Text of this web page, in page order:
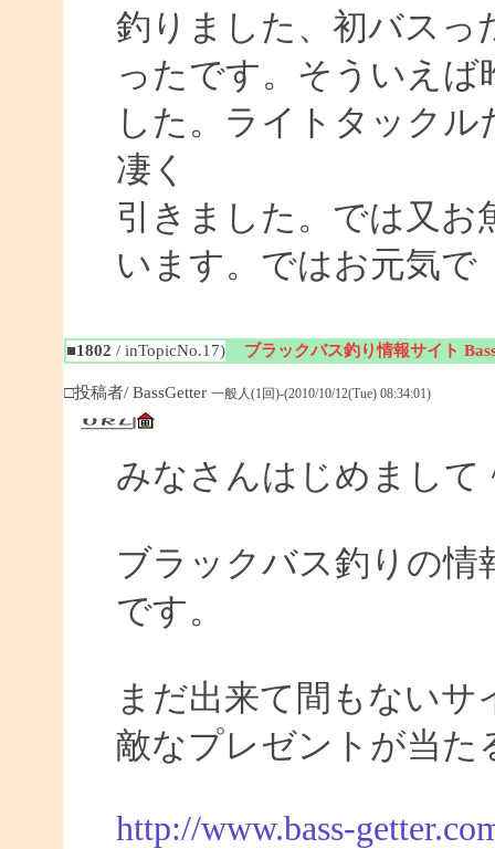
釣りました、初バスっ
ったです。そういえ
した。ライトタック
凄く
引きました。では又お
います。ではお元気で
■1802 / inTopicNo.17) ブラックバス釣り情報サイト
□投稿者/ BassGetter 一般人(1回)-(2010/10/12(Tue) 08:34:01)
みなさんはじめまして
ブラックバス釣りの情
です。
まだ出来て間もないサ
敵なプレゼントが当た
http://www.bass-